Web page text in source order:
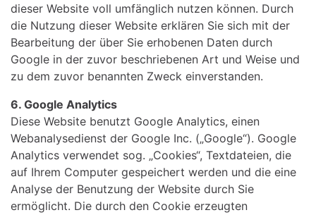
dieser Website voll umfänglich nutzen können. Durch
die Nutzung dieser Website erklären Sie sich mit der
Bearbeitung der über Sie erhobenen Daten durch
Google in der zuvor beschriebenen Art und Weise und
zu dem zuvor benannten Zweck einverstanden.
6. Google Analytics
Diese Website benutzt Google Analytics, einen
Webanalysedienst der Google Inc. („Google“). Google
Analytics verwendet sog. „Cookies“, Textdateien, die
auf Ihrem Computer gespeichert werden und die eine
Analyse der Benutzung der Website durch Sie
ermöglicht. Die durch den Cookie erzeugten